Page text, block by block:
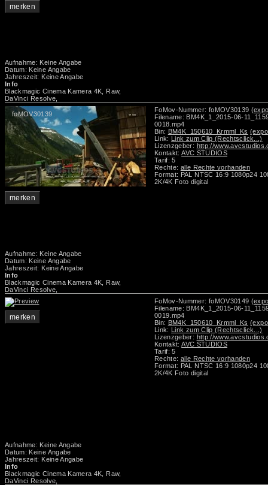
merken
Aufnahme: Keine Angabe
Datum: Keine Angabe
Jahreszeit: Keine Angabe
Info
Blackmagic Cinema Kamera 4K, Raw,
DaVinci Resolve,
foMOV30139
merken
FoMov-Nummer: foMOV30139
Filename: BM4K_1_2015-06-
0018.mp4
Bin: BM4K_150610_Krmml_Ks
Link: Link zum Clip (Rechtsclick...)
Lizenzgeber: http://
Kontakt:AVC STUDIOS
Tarif: 5
Rechte: alle Rechte vorhanden
Format: PAL NTSC 16:9 1080p24
2K/4K Foto digital
Aufnahme: Keine Angabe
Datum: Keine Angabe
Jahreszeit: Keine Angabe
Info
Blackmagic Cinema Kamera 4K, Raw,
DaVinci Resolve,
merken
FoMov-Nummer: foMOV30149
Filename: BM4K_1_2015-06-
0019.mp4
Bin: BM4K_150610_Krmml_Ks
Link: Link zum Clip (Rechtsclick...)
Lizenzgeber: http://
Kontakt:AVC STUDIOS
Tarif: 5
Rechte: alle Rechte vorhanden
Format: PAL NTSC 16:9 1080p24
2K/4K Foto digital
Aufnahme: Keine Angabe
Datum: Keine Angabe
Jahreszeit: Keine Angabe
Info
Blackmagic Cinema Kamera 4K, Raw,
DaVinci Resolve,